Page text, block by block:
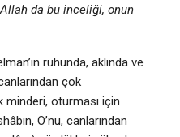
da bu inceliği, onun
ruhunda, aklında ve
çok
minderi, oturması için
O’nu, canlarından